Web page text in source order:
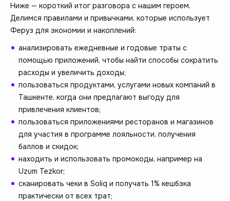
Ниже — короткий итог разговора с нашим героем.
Делимся правилами и привычками, которые использует
Феруз для экономии и накоплений:
анализировать ежедневные и годовые траты с
помощью приложений, чтобы найти способы сократить
расходы и увеличить доходы;
пользоваться продуктами, услугами новых компаний в
Ташкенте, когда они предлагают выгоду для
привлечения клиентов;
пользоваться приложениями ресторанов и магазинов
для участия в программе лояльности, получения
баллов и скидок;
находить и использовать промокоды, например на
Uzum Tezkor;
сканировать чеки в Soliq и получать 1% кешбэка
практически от всех трат;